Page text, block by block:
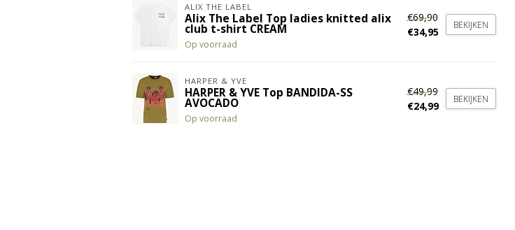
ALIX THE LABEL
Alix The Label Top ladies knitted alix
club t-shirt CREAM
Op voorraad
€69,90
€34,95
BEKIJKEN
HARPER & YVE
HARPER & YVE Top BANDIDA-SS
AVOCADO
Op voorraad
€49,99
€24,99
BEKIJKEN